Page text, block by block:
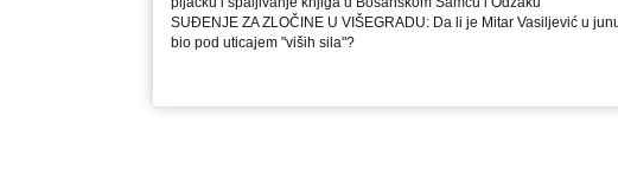
SUĐENJE ZA ZLOČINE U VIŠEGRADU: Da li je Mitar Vasiljević u
bio pod uticajem "viših sila"?